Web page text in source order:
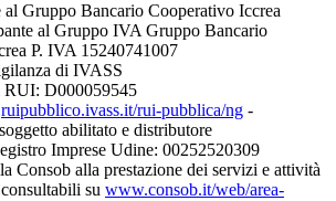
al Gruppo Bancario Cooperativo Iccrea
al Gruppo IVA Gruppo Bancario
P. IVA 15240741007
di IVASS
RUI: D000059545
ruipubblico.ivass.it/rui-pubblica/ng -
abilitato e distributore
Imprese Udine: 00252520309
Consob alla prestazione dei servizi e attività
su www.consob.it/web/area-